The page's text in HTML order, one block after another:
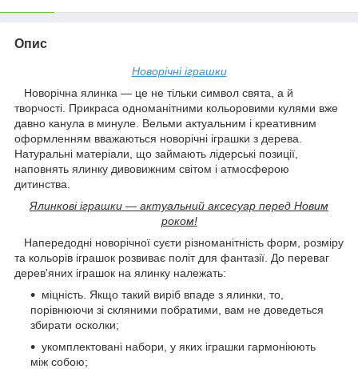
Опис
Новорічні іграшки
Новорічна ялинка — це не тільки символ свята, а й
творчості. Прикраса одноманітними кольоровими кулями вже
давно канула в минуле. Вельми актуальним і креативним
оформленням вважаються новорічні іграшки з дерева.
Натуральні матеріали, що займають лідерські позиції,
наповнять ялинку дивовижним світом і атмосферою
дитинства.
Ялинкові іграшки — актуальний аксесуар перед Новим
роком!
Напередодні новорічної суєти різноманітність форм, розміру
та кольорів іграшок розвиває політ для фантазії. До переваг
дерев'яних іграшок на ялинку належать:
міцність. Якщо такий виріб впаде з ялинки, то,
порівнюючи зі скляними побратими, вам не доведеться
збирати осколки;
укомплектовані набори, у яких іграшки гармоніюють
між собою;